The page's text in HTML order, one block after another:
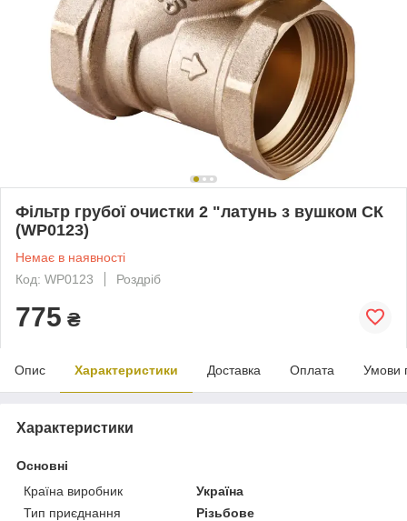
Фільтр грубої очистки 2 "латунь з вушком СК
(WP0123)
Немає в наявності
Код: WP0123
Роздріб
775 ₴
Опис Характеристики Доставка Оплата Умови
Характеристики
Основні
Країна виробник
Україна
Тип приєднання
Різьбове